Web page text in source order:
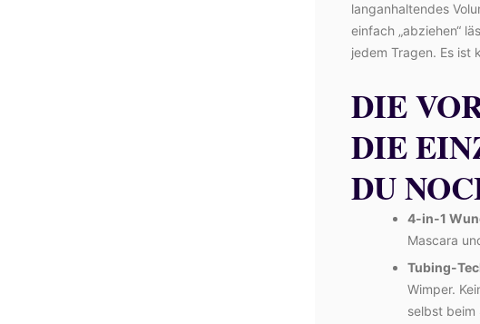
langanhaltendes
einfach „abziehen“
jedem Tragen. Es ist
DIE
DIE
DU
4-in-1
Mascara
Tubing-
Wimper.
selbst beim